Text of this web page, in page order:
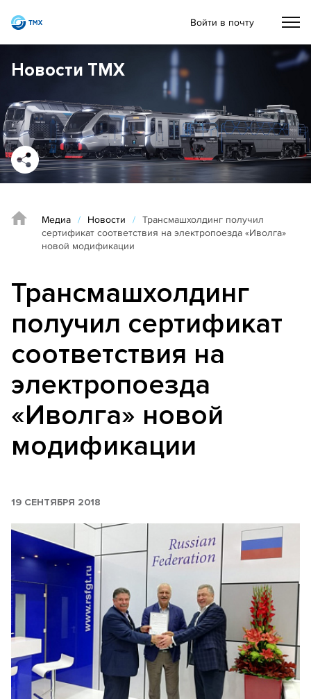
Войти в почту
Новости ТМХ
Медиа / Новости / Трансмашхолдинг получил
сертификат соответствия на электропоезда «Иволга»
новой модификации
Трансмашхолдинг
получил сертификат
соответствия на
электропоезда
«Иволга» новой
модификации
19 СЕНТЯБРЯ 2018